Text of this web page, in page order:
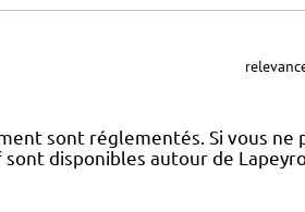
sont réglementés. Si vous ne
disponibles autour de